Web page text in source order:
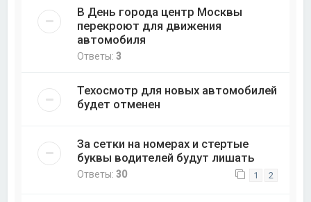
В День города центр Москвы
перекроют для движения
автомобиля
Ответы:3
Техосмотр для новых автомобилей
будет отменен
За сетки на номерах и стертые
буквы водителей будут лишать
Ответы:30 1 2